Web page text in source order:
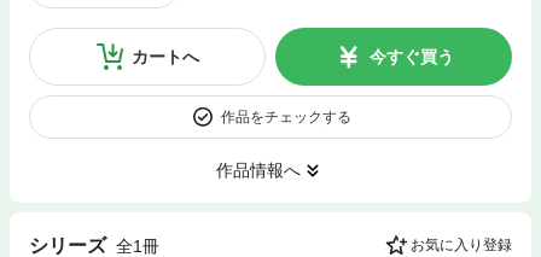
カートへ 今すぐ買う
作品をチェックする
作品情報へ
シリーズ 全1冊 お気に入り登録